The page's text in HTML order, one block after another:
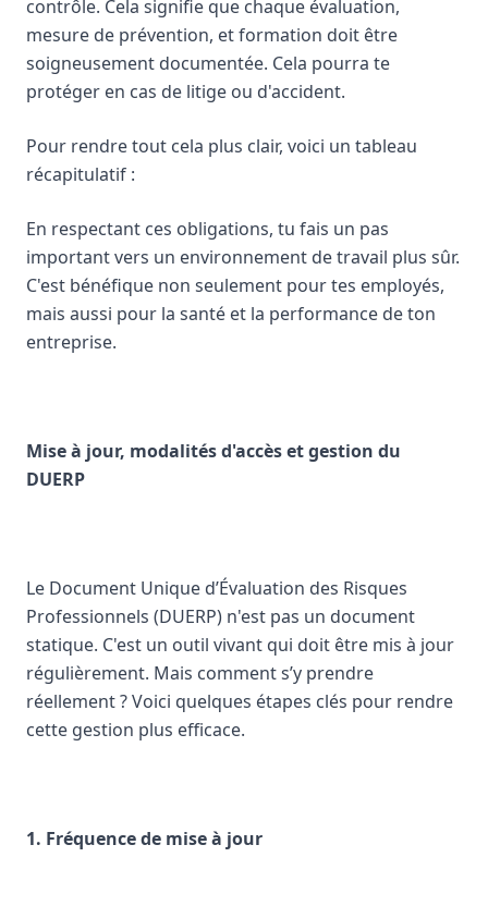
contrôle. Cela signifie que chaque évaluation,
mesure de prévention, et formation doit être
soigneusement documentée. Cela pourra te
protéger en cas de litige ou d'accident.
Pour rendre tout cela plus clair, voici un tableau
récapitulatif :
En respectant ces obligations, tu fais un pas
important vers un environnement de travail plus sûr.
C'est bénéfique non seulement pour tes employés,
mais aussi pour la santé et la performance de ton
entreprise.
Mise à jour, modalités d'accès et gestion du
DUERP
Le Document Unique d’Évaluation des Risques
Professionnels (DUERP) n'est pas un document
statique. C'est un outil vivant qui doit être mis à jour
régulièrement. Mais comment s’y prendre
réellement ? Voici quelques étapes clés pour rendre
cette gestion plus efficace.
1. Fréquence de mise à jour